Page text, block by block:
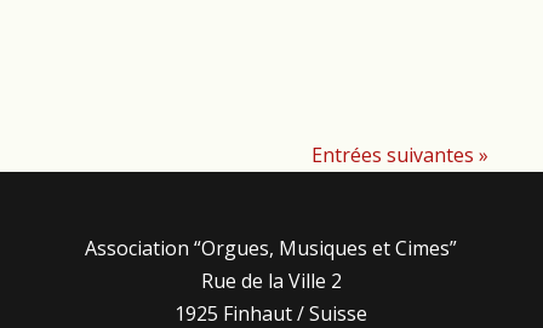
Entrées suivantes »
Association “Orgues, Musiques et Cimes”
Rue de la Ville 2
1925 Finhaut / Suisse